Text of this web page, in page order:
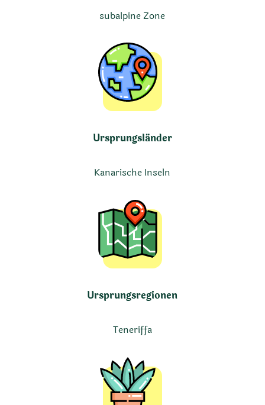
subalpine Zone
Ursprungsländer
Kanarische Inseln
Ursprungsregionen
Teneriffa